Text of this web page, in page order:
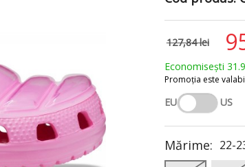
127,84 lei
Economisești
Promoția este
EU US
Mărime: 22-